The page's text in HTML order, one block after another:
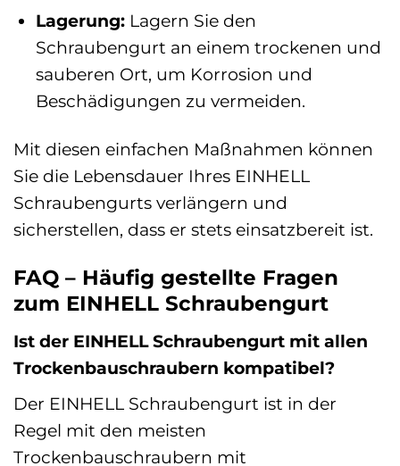
Lagerung:Lagern Sie den
Schraubengurt an einem trockenen und
sauberen Ort, um Korrosion und
Beschädigungen zu vermeiden.
Mit diesen einfachen Maßnahmen können
Sie die Lebensdauer Ihres EINHELL
Schraubengurts verlängern und
sicherstellen, dass er stets einsatzbereit ist.
FAQ – Häufig gestellte Fragen
zum EINHELL Schraubengurt
Ist der EINHELL Schraubengurt mit allen
Trockenbauschraubern kompatibel?
Der EINHELL Schraubengurt ist in der
Regel mit den meisten
Trockenbauschraubern mit